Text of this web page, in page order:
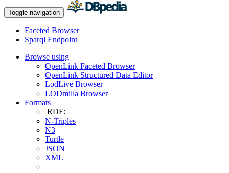
Toggle navigation
Faceted Browser
Sparql Endpoint
Browse using
OpenLink Faceted Browser
OpenLink Structured Data Editor
LodLive Browser
LODmilla Browser
Formats
RDF:
N-Triples
N3
Turtle
JSON
XML